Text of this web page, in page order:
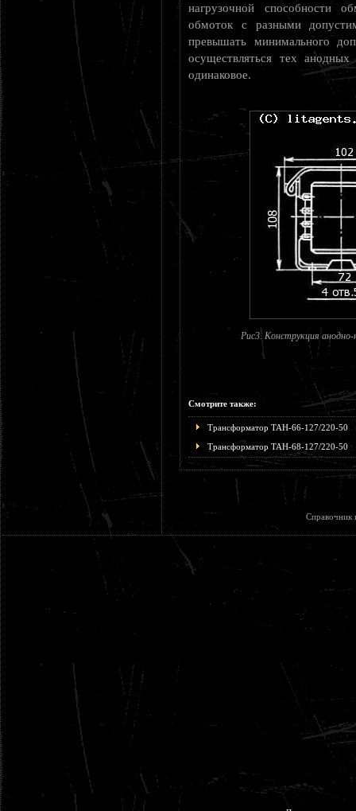
нагрузочной способности
обмоток с разными
превышать минимального
осуществляться тех
одинаковое.
Рис3. Конструкция
Смотрите также:
Трансформатор ТАН-66-127/220-50
Трансформатор ТАН-68-127/220-50
Справочник